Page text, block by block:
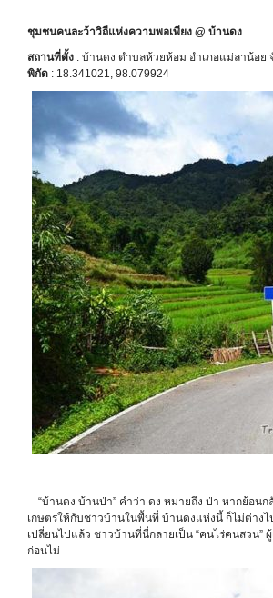
ชุมชนคนละว้าวิถีแห่งความพอเพียง @ บ้านดง
สถานที่ตั้ง : บ้านดง ตำบลห้วยห้อม อำเภอแม่ลาน้อย
พิกัด : 18.341021, 98.079924
“บ้านดง บ้านป่า” คำว่า ดง หมายถึง ป่า หากย้อนก
เกษตรให้กับชาวบ้านในพื้นที่ บ้านดงแห่งนี้ ก็ไม่ต่าง
เปลี่ยนไปแล้ว ชาวบ้านที่นี่กลายเป็น “คนไร่คนสวน”
ก่อนไม่